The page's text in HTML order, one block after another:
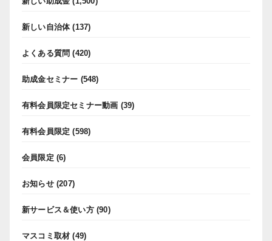
新しい自治体(137)
よくある質問 (420)
助成金セミナー (548)
有料会員限定セミナー動画 (39)
有料会員限定 (598)
会員限定 (6)
お知らせ(207)
新サービス＆使い方(90)
マスコミ取材 (49)